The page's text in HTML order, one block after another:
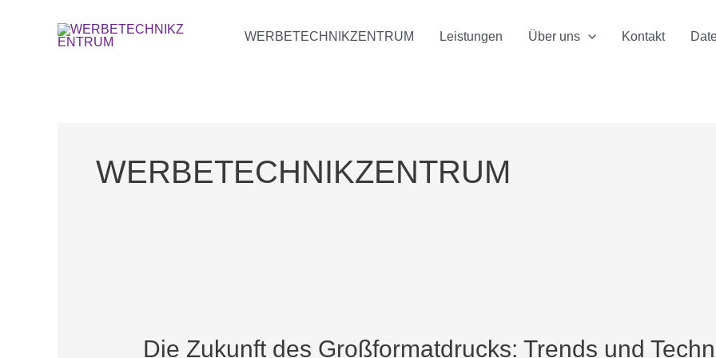
WERBETECHNIKZENTRUM Leistungen Über uns Kontakt
WERBETECHNIKZENTRUM
Die Zukunft des Großformatdrucks: Trends und
des